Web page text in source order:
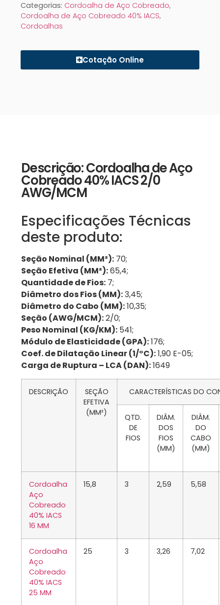
Categorias: Cordoalha de Aço Cobreado,
Cordoalha de Aço Cobreado 40% IACS,
Cordoalhas
Cotação Online
Descrição: Cordoalha de Aço
Cobreado 40% IACS 2/0
AWG/MCM
Especificações Técnicas
deste produto:
Seção Nominal (MM²): 70;
Seção Efetiva (MM²):65,4;
Quantidade de Fios: 7;
Diâmetro dos Fios (MM):3,45;
Diâmetro do Cabo (MM):10,35;
Seção (AWG/MCM):2/0;
Peso Nominal (KG/KM): 541;
Módulo de Elasticidade (GPA):176;
Coef. de Dilatação Linear (1/°C):1,90 E-05;
Carga de Ruptura – LCA (DAN):1649
DESCRIÇÃO
SEÇÃO
EFETIVA
(MM²)
CARACTERÍSTICAS DO
QTD.
DE
FIOS
DIÂM.
DOS
FIOS
(MM)
DIÂM.
DO
CABO
(MM)
Cordoalha
Aço
Cobreado
40% IACS
16 MM
15,8 3 2,59 5,58
Cordoalha
Aço
Cobreado
40% IACS
25 MM
25 3 3,26 7,02